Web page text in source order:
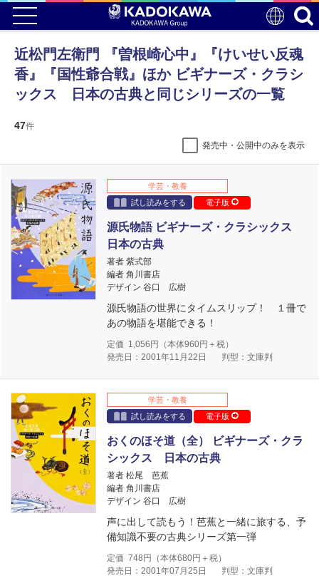
近松門左衛門 『曽根崎心中』『けいせい反魂
香』『国性爺合戦』ほか ビギナーズ・クラシ
ックス 日本の古典と同じシリーズの一覧
47件
発売中・公開中のみを表示
学芸・教養
試し読みをする
電子版
源氏物語 ビギナーズ・クラシックス
日本の古典
著者 紫式部
編者 角川書店
デザイン 谷口 広樹
源氏物語の世界にタイムスリップ！ １冊で
あの物語を堪能できる！
定価 1,056 円（本体960円＋税）
発売日：2001年11月22日
判型：文庫判
学芸・教養
試し読みをする
電子版
おくのほそ道（全） ビギナーズ・クラ
シックス 日本の古典
著者 松尾 芭蕉
編者 角川書店
デザイン 谷口 広樹
声に出して読もう！芭蕉と一緒に旅する、予
備知識不要の古典シリーズ第一弾
定価 748 円（本体680円＋税）
発売日：2001年07月25日
判型：文庫判